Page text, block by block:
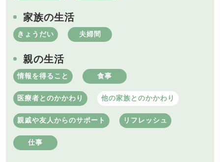
家族の生活
きょうだい 夫婦間
親の生活
情報を得ること 食事
医療者とのかかわり 他の家族とのかかわり
親戚や友人からのサポート リフレッシュ
仕事